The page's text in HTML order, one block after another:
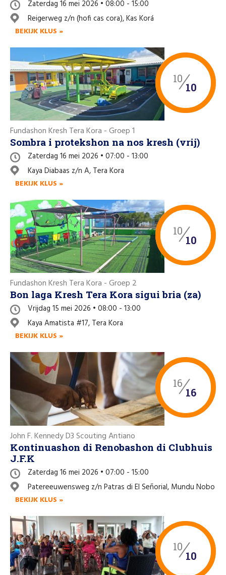
Zaterdag 16 mei 2026 • 08:00 - 15:00
Reigerweg z/n (hofi cas cora), Kas Korá
BEKIJK KLUS »
10
10
Fundashon Kresh Tera Kora - Groep 1
Sombra i protekshon na nos kresh (vrij)
Zaterdag 16 mei 2026 • 07:00 - 13:00
Kaya Diabaas z/n A, Tera Kora
BEKIJK KLUS »
10
10
Fundashon Kresh Tera Kora - Groep 2
Bon laga Kresh Tera Kora sigui bria (za)
Vrijdag 15 mei 2026 • 08:00 - 13:00
Kaya Amatista #17, Tera Kora
BEKIJK KLUS »
16
16
John F. Kennedy D3 Scouting Antiano
Kontinuashon di Renobashon di Clubhuis
J.F.K
Zaterdag 16 mei 2026 • 07:00 - 15:00
Patereeuwensweg z/n Patras di El Señorial, Mundu Nobo
BEKIJK KLUS »
10
10